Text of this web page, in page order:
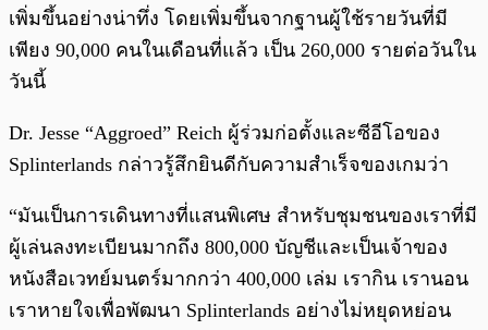
เพิ่มขึ้นอย่างน่าทึ่ง โดยเพิ่มขึ้นจากฐานผู้ใช้รายวันที่มี
เพียง 90,000 คนในเดือนที่แล้ว เป็น 260,000 รายต่อวันใน
วันนี้
Dr. Jesse “Aggroed” Reich ผู้ร่วมก่อตั้งและซีอีโอของ
Splinterlands กล่าวรู้สึกยินดีกับความสำเร็จของเกมว่า
“มันเป็นการเดินทางที่แสนพิเศษ สำหรับชุมชนของเราที่มี
ผู้เล่นลงทะเบียนมากถึง 800,000 บัญชีและเป็นเจ้าของ
หนังสือเวทย์มนตร์มากกว่า 400,000 เล่ม เรากิน เรานอน
เราหายใจเพื่อพัฒนา Splinterlands อย่างไม่หยุดหย่อน